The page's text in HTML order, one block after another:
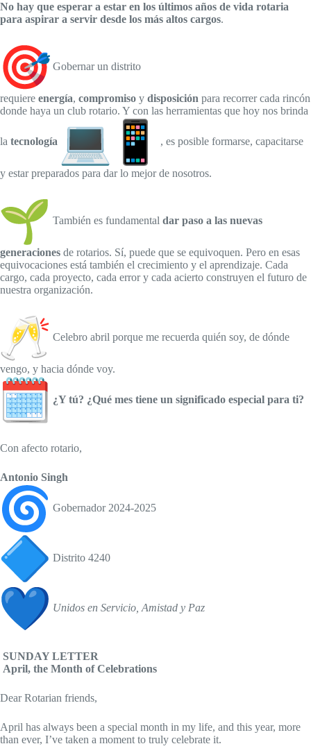
No hay que esperar a estar en los últimos años de vida rotaria
para aspirar a servir desde los más altos cargos.
Gobernar un distrito
requiere energía, compromiso y disposición para recorrer cada rincón
donde haya un club rotario. Y con las herramientas que hoy nos brinda
la tecnología , es posible formarse, capacitarse
y estar preparados para dar lo mejor de nosotros.
También es fundamental dar paso a las nuevas
generaciones de rotarios. Sí, puede que se equivoquen. Pero en esas
equivocaciones está también el crecimiento y el aprendizaje. Cada
cargo, cada proyecto, cada error y cada acierto construyen el futuro de
nuestra organización.
Celebro abril porque me recuerda quién soy, de dónde
vengo, y hacia dónde voy.
¿Y tú? ¿Qué mes tiene un significado especial para ti?
Con afecto rotario,
Antonio Singh
Gobernador 2024-2025
Distrito 4240
Unidos en Servicio, Amistad y Paz
SUNDAY LETTER
April, the Month of Celebrations
Dear Rotarian friends,
April has always been a special month in my life, and this year, more
than ever, I’ve taken a moment to truly celebrate it.